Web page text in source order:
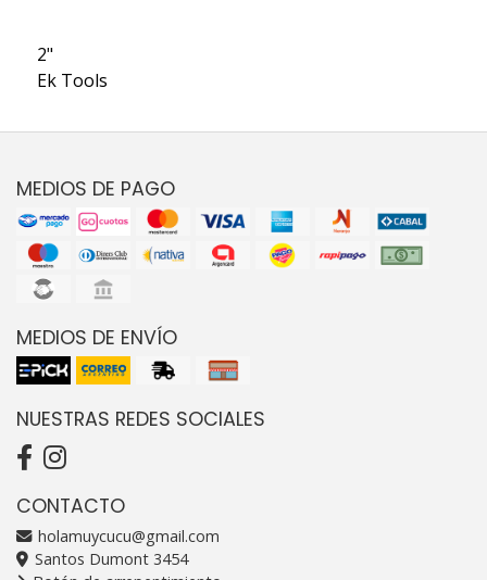
2"
Ek Tools
MEDIOS DE PAGO
MEDIOS DE ENVÍO
NUESTRAS REDES SOCIALES
CONTACTO
holamuycucu@gmail.com
Santos Dumont 3454